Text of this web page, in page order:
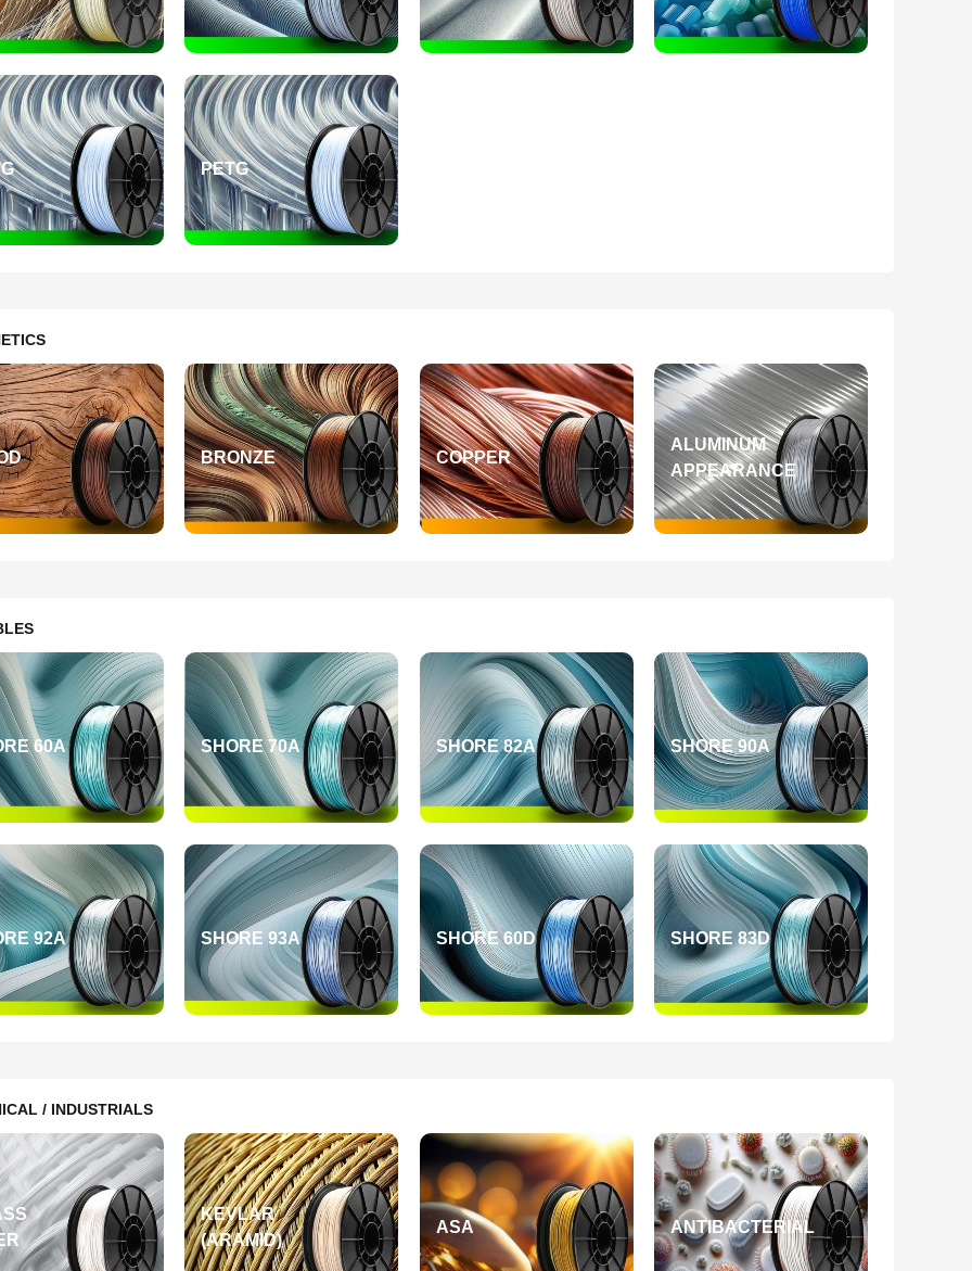
PETG
BRONZE COPPER
ALUMINUM
APPEARANCE
60A SHORE 70A SHORE 82A SHORE 90A
92A SHORE 93A SHORE 60D SHORE 83D
/ INDUSTRIALS
KEVLAR
(ARAMID)
ASA ANTIBACTERIAL